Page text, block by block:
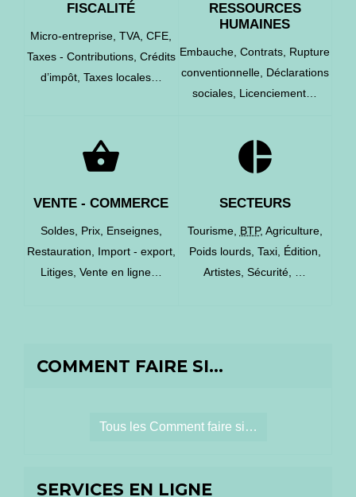
FISCALITÉ
Micro-entreprise,TVA,CFE,
Taxes - Contributions, Crédits
d’impôt, Taxes locales…
RESSOURCES
HUMAINES
Embauche,Contrats, Rupture
conventionnelle, Déclarations
sociales, Licenciement…
shopping_basket
VENTE - COMMERCE
Soldes, Prix, Enseignes,
Restauration, Import - export,
Litiges, Vente en ligne…
pie_chart
SECTEURS
Tourisme, BTP, Agriculture,
Poids lourds, Taxi, Édition,
Artistes,Sécurité, …
COMMENT FAIRE SI…
Tous les Comment faire si…
SERVICES EN LIGNE